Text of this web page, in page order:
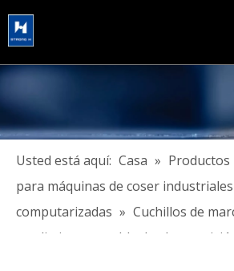
Usted está aquí: Casa » Productos
para máquinas de coser
computarizadas » Cuchillos de
rendimiento estable de alta